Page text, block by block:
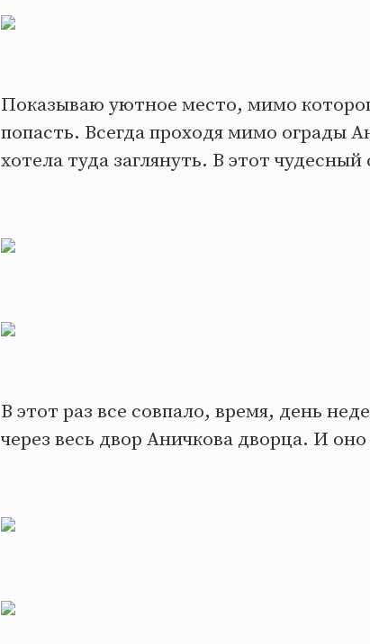
Показываю уютное место, мимо
попасть. Всегда проходя мимо ограды
хотела туда заглянуть. В этот
В этот раз все совпало, время, день
через весь двор Аничкова дворца. И